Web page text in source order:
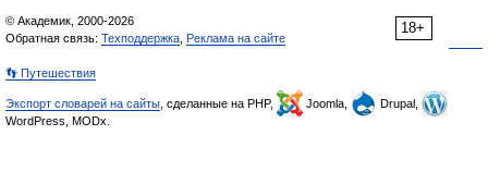
18+
© Академик, 2000-2026
Обратная связь: Техподдержка Реклама на сайте
👣 Путешествия
Экспорт словарей на сайты , сделанные на PHP, Joomla,
Drupal,
WordPress, MODx.